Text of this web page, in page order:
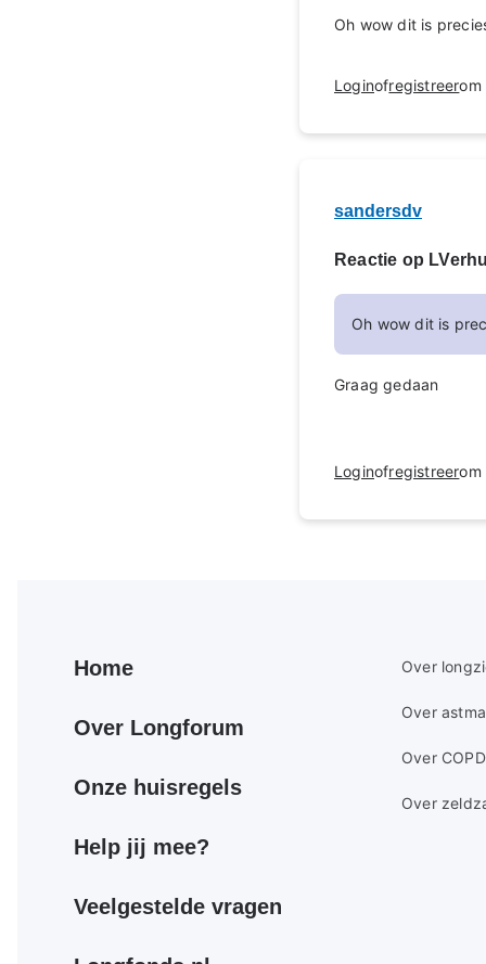
Oh wow dit is
Loginofregistreerom
sandersdv
Reactie op
Oh wow dit is
Graag gedaan
Loginofregistreerom
Primair
menu
Home
Over Longforum
Onze huisregels
Help jij mee?
Veelgestelde vragen
menu
Over
Over astma
Over COPD
Over